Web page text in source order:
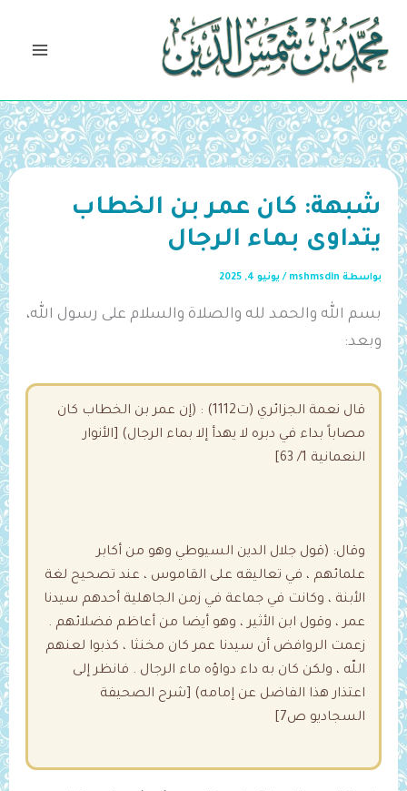
تخطي
المحتوى
شبهة: كان عمر بن الخطاب
يتداوى بماء الرجال
بواسطة mshmsdin
/يونيو 4, 2025
بسم الله والحمد لله والصلاة والسلام على رسول الله،
وبعد:
قال نعمة الجزائري (ت1112) : (إن عمر بن الخطاب كان
مصاباً بداء في دبره لا يهدأ إلا ‌بماء ‌الرجال) [الأنوار
النعمانية 1/ 63]
وقال: (قول جلال الدين السيوطي وهو من أكابر
علمائهم ، في تعاليقه على القاموس ، عند تصحيح لغة
الأبنة ، وكانت في جماعة في زمن الجاهلية أحدهم سيدنا
عمر ، وقول ابن الأثير ، وهو أيضا من أعاظم فضلائهم .
زعمت الروافض أن سيدنا عمر كان مخنثا ، كذبوا لعنهم
اللّه ، ولكن كان به داء دواؤه ماء الرجال . فانظر إلى
اعتذار هذا الفاضل عن إمامه) [شرح الصحيفة
السجاديو ص7]